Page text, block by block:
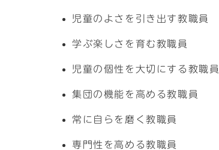
児童のよさを引き出す教職員
学ぶ楽しさを育む教職員
児童の個性を大切にする教職員
集団の機能を高める教職員
常に自らを磨く教職員
専門性を高める教職員